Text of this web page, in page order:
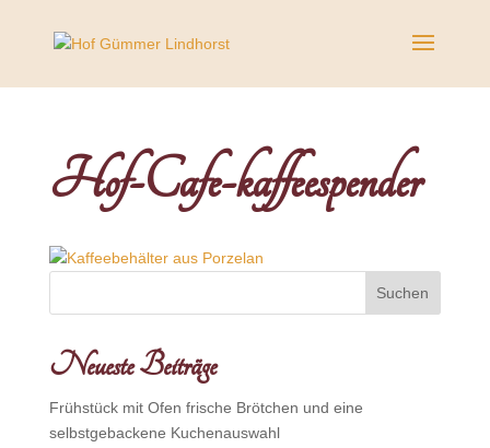
Hof-Cafe-kaffeespender
Neueste Beiträge
Frühstück mit Ofen frische Brötchen und eine
selbstgebackene Kuchenauswahl